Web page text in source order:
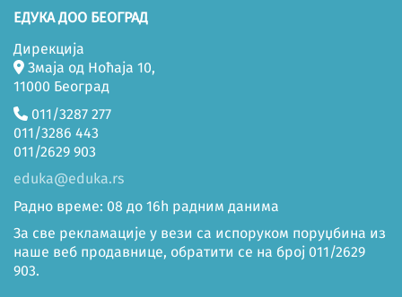
ЕДУКА ДОО БЕОГРАД
Дирекција
Змаја од Ноћаја 10,
11000 Београд
011/3287 277
011/3286 443
011/2629 903
eduka@eduka.rs
Радно време: 08 до 16h радним данима
За све рекламације у вези са испоруком поруџбина из
наше веб продавнице, обратити се на број 011/2629
903.